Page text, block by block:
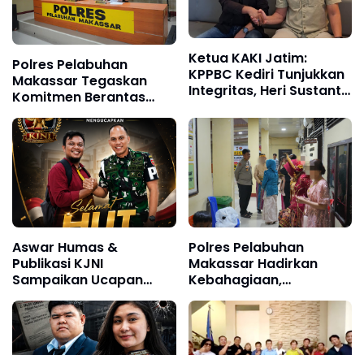
Polres Pelabuhan
Makassar Tegaskan
Komitmen Berantas
Narkoba, 80 Tersangka
Diamankan dalam Tiga
Bulan
Ketua KAKI Jatim:
KPPBC Kediri Tunjukkan
Integritas, Heri Sustanto
Memimpin
Aswar Humas &
Publikasi KJNI
Sampaikan Ucapan
Selamat Ulang Tahun
kepada Komandan
Denpom XIV/4
Makassar
Polres Pelabuhan
Makassar Hadirkan
Kebahagiaan,
Pertemukan Tahanan
dengan Keluarga di Hari
Istimewa Pernikahan